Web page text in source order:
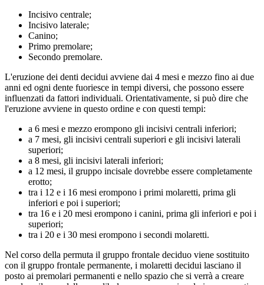
Incisivo centrale;
Incisivo laterale;
Canino;
Primo premolare;
Secondo premolare.
L'eruzione dei denti decidui avviene dai 4 mesi e mezzo fino ai due
anni ed ogni dente fuoriesce in tempi diversi, che possono essere
influenzati da fattori individuali. Orientativamente, si può dire che
l'eruzione avviene in questo ordine e con questi tempi:
a 6 mesi e mezzo erompono gli incisivi centrali inferiori;
a 7 mesi, gli incisivi centrali superiori e gli incisivi laterali
superiori;
a 8 mesi, gli incisivi laterali inferiori;
a 12 mesi, il gruppo incisale dovrebbe essere completamente
erotto;
tra i 12 e i 16 mesi erompono i primi molaretti, prima gli
inferiori e poi i superiori;
tra 16 e i 20 mesi erompono i canini, prima gli inferiori e poi i
superiori;
tra i 20 e i 30 mesi erompono i secondi molaretti.
Nel corso della permuta il gruppo frontale deciduo viene sostituito
con il gruppo frontale permanente, i molaretti decidui lasciano il
posto ai premolari permanenti e nello spazio che si verrà a creare